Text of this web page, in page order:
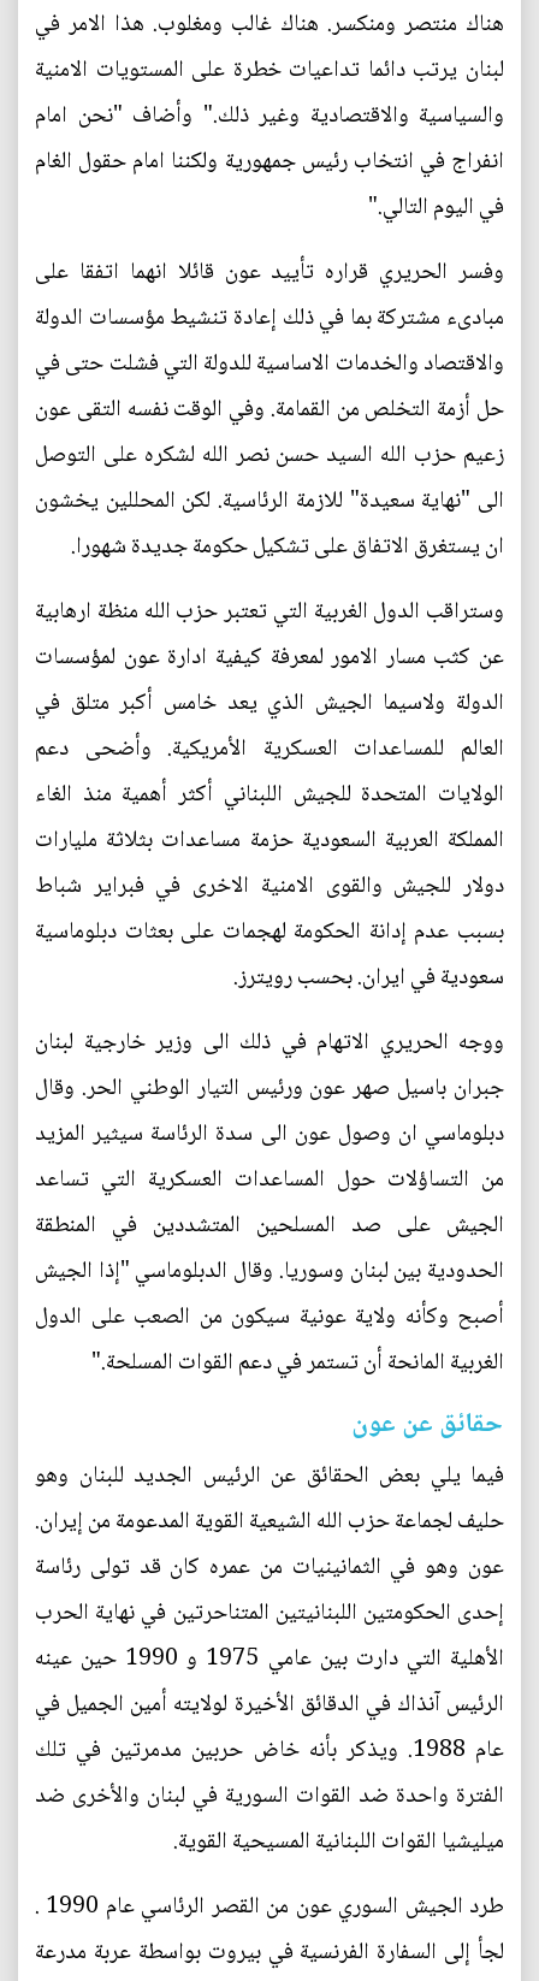
هناك منتصر ومنكسر. هناك غالب ومغلوب. هذا الامر في
لبنان يرتب دائما تداعيات خطرة على المستويات الامنية
والسياسية والاقتصادية وغير ذلك." وأضاف "نحن امام
انفراج في انتخاب رئيس جمهورية ولكننا امام حقول الغام
في اليوم التالي."
وفسر الحريري قراره تأييد عون قائلا انهما اتفقا على
مبادىء مشتركة بما في ذلك إعادة تنشيط مؤسسات الدولة
والاقتصاد والخدمات الاساسية للدولة التي فشلت حتى في
حل أزمة التخلص من القمامة. وفي الوقت نفسه التقى عون
زعيم حزب الله السيد حسن نصر الله لشكره على التوصل
الى "نهاية سعيدة" للازمة الرئاسية. لكن المحللين يخشون
ان يستغرق الاتفاق على تشكيل حكومة جديدة شهورا.
وستراقب الدول الغربية التي تعتبر حزب الله منظة ارهابية
عن كثب مسار الامور لمعرفة كيفية ادارة عون لمؤسسات
الدولة ولاسيما الجيش الذي يعد خامس أكبر متلق في
العالم للمساعدات العسكرية الأمريكية. وأضحى دعم
الولايات المتحدة للجيش اللبناني أكثر أهمية منذ الغاء
المملكة العربية السعودية حزمة مساعدات بثلاثة مليارات
دولار للجيش والقوى الامنية الاخرى في فبراير شباط
بسبب عدم إدانة الحكومة لهجمات على بعثات دبلوماسية
سعودية في ايران. بحسب رويترز.
ووجه الحريري الاتهام في ذلك الى وزير خارجية لبنان
جبران باسيل صهر عون ورئيس التيار الوطني الحر. وقال
دبلوماسي ان وصول عون الى سدة الرئاسة سيثير المزيد
من التساؤلات حول المساعدات العسكرية التي تساعد
الجيش على صد المسلحين المتشددين في المنطقة
الحدودية بين لبنان وسوريا. وقال الدبلوماسي "إذا الجيش
أصبح وكأنه ولاية عونية سيكون من الصعب على الدول
الغربية المانحة أن تستمر في دعم القوات المسلحة."
حقائق عن عون
فيما يلي بعض الحقائق عن الرئيس الجديد للبنان وهو
حليف لجماعة حزب الله الشيعية القوية المدعومة من إيران.
عون وهو في الثمانينيات من عمره كان قد تولى رئاسة
إحدى الحكومتين اللبنانيتين المتناحرتين في نهاية الحرب
الأهلية التي دارت بين عامي 1975 و 1990 حين عينه
الرئيس آنذاك في الدقائق الأخيرة لولايته أمين الجميل في
عام 1988. ويذكر بأنه خاض حربين مدمرتين في تلك
الفترة واحدة ضد القوات السورية في لبنان والأخرى ضد
ميليشيا القوات اللبنانية المسيحية القوية.
طرد الجيش السوري عون من القصر الرئاسي عام 1990 .
لجأ إلى السفارة الفرنسية في بيروت بواسطة عربة مدرعة